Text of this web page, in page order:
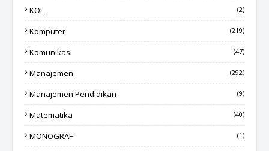
KOL (2)
Komputer (219)
Komunikasi (47)
Manajemen (292)
Manajemen Pendidikan (9)
Matematika (40)
MONOGRAF (1)